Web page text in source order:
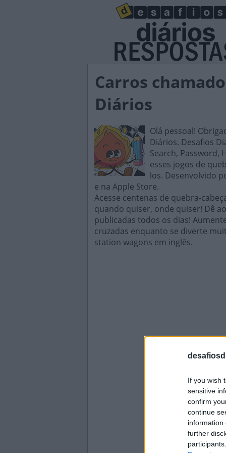
If you wish
sensitive
confirm
continue
information
further
Carros
Diários
Olá pessoal!
Diários. Desafios
Search, Password,
esses jogos de
los. Desenvolvido
e na Apple Store.
Acesse centenas de quebra-
quando quiser, onde quiser! Dê
publicadas todos os dias!
cruzadas enquanto se diverte
station wagons em inglês.